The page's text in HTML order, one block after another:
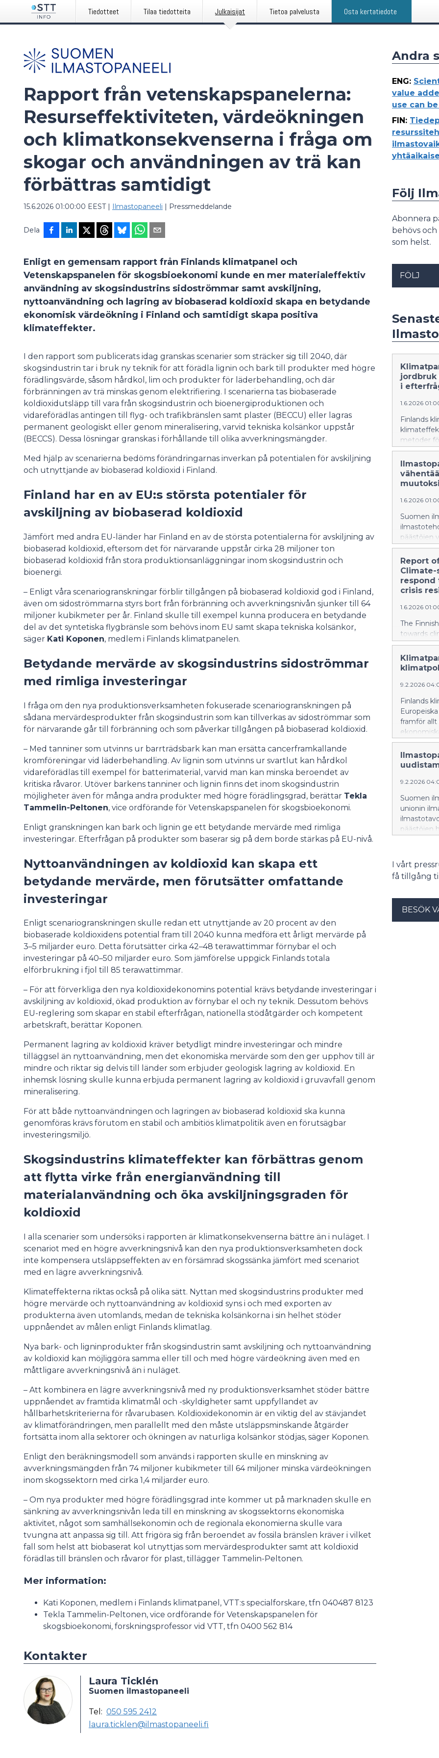
Tiedotteet Tilaa tiedotteita Julkaisijat Tietoa palvelusta Osta kertatiedote
Rapport från vetenskapspanelerna:
Resurseffektiviteten, värdeökningen
och klimatkonsekvenserna i fråga om
skogar och användningen av trä kan
förbättras samtidigt
15.6.2026 01:00:00 EEST| Ilmastopaneeli | Pressmeddelande
Dela
Enligt en gemensam rapport från Finlands klimatpanel och
Vetenskapspanelen för skogsbioekonomi kunde en mer materialeffektiv
användning av skogsindustrins sidoströmmar samt avskiljning,
nyttoanvändning och lagring av biobaserad koldioxid skapa en betydande
ekonomisk värdeökning i Finland och samtidigt skapa positiva
klimateffekter.
I den rapport som publicerats idag granskas scenarier som sträcker sig till 2040, där
skogsindustrin tar i bruk ny teknik för att förädla lignin och bark till produkter med högre
förädlingsvärde, såsom hårdkol, lim och produkter för läderbehandling, och där
förbränningen av trä minskas genom elektrifiering. I scenarierna tas biobaserade
koldioxidutsläpp till vara från skogsindustrin och bioenergiproduktionen och
vidareförädlas antingen till flyg- och trafikbränslen samt plaster (BECCU) eller lagras
permanent geologiskt eller genom mineralisering, varvid tekniska kolsänkor uppstår
(BECCS). Dessa lösningar granskas i förhållande till olika avverkningsmängder.
Med hjälp av scenarierna bedöms förändringarnas inverkan på potentialen för avskiljning
och utnyttjande av biobaserad koldioxid i Finland.
Finland har en av EU:s största potentialer för
avskiljning av biobaserad koldioxid
Jämfört med andra EU-länder har Finland en av de största potentialerna för avskiljning av
biobaserad koldioxid, eftersom det för närvarande uppstår cirka 28 miljoner ton
biobaserad koldioxid från stora produktionsanläggningar inom skogsindustrin och
bioenergi.
– Enligt våra scenariogranskningar förblir tillgången på biobaserad koldioxid god i Finland,
även om sidoströmmarna styrs bort från förbränning och avverkningsnivån sjunker till 64
miljoner kubikmeter per år. Finland skulle till exempel kunna producera en betydande
del av det syntetiska flygbränsle som behövs inom EU samt skapa tekniska kolsänkor,
säger Kati Koponen, medlem i Finlands klimatpanelen.
Betydande mervärde av skogsindustrins sidoströmmar
med rimliga investeringar
I fråga om den nya produktionsverksamheten fokuserade scenariogranskningen på
sådana mervärdesprodukter från skogsindustrin som kan tillverkas av sidoströmmar som
för närvarande går till förbränning och som påverkar tillgången på biobaserad koldioxid.
– Med tanniner som utvinns ur barrträdsbark kan man ersätta cancerframkallande
kromföreningar vid läderbehandling. Av lignin som utvinns ur svartlut kan hårdkol
vidareförädlas till exempel för batterimaterial, varvid man kan minska beroendet av
kritiska råvaror. Utöver barkens tanniner och lignin finns det inom skogsindustrin
möjligheter även för många andra produkter med högre förädlingsgrad, berättar Tekla
Tammelin-Peltonen, vice ordförande för Vetenskapspanelen för skogsbioekonomi.
Enligt granskningen kan bark och lignin ge ett betydande mervärde med rimliga
investeringar. Efterfrågan på produkter som baserar sig på dem borde stärkas på EU-nivå.
Nyttoanvändningen av koldioxid kan skapa ett
betydande mervärde, men förutsätter omfattande
investeringar
Enligt scenariogranskningen skulle redan ett utnyttjande av 20 procent av den
biobaserade koldioxidens potential fram till 2040 kunna medföra ett årligt mervärde på
3–5 miljarder euro. Detta förutsätter cirka 42–48 terawattimmar förnybar el och
investeringar på 40–50 miljarder euro. Som jämförelse uppgick Finlands totala
elförbrukning i fjol till 85 terawattimmar.
– För att förverkliga den nya koldioxidekonomins potential krävs betydande investeringar i
avskiljning av koldioxid, ökad produktion av förnybar el och ny teknik. Dessutom behövs
EU-reglering som skapar en stabil efterfrågan, nationella stödåtgärder och kompetent
arbetskraft, berättar Koponen.
Permanent lagring av koldioxid kräver betydligt mindre investeringar och mindre
tilläggsel än nyttoanvändning, men det ekonomiska mervärde som den ger upphov till är
mindre och riktar sig delvis till länder som erbjuder geologisk lagring av koldioxid. En
inhemsk lösning skulle kunna erbjuda permanent lagring av koldioxid i gruvavfall genom
mineralisering.
För att både nyttoanvändningen och lagringen av biobaserad koldioxid ska kunna
genomföras krävs förutom en stabil och ambitiös klimatpolitik även en förutsägbar
investeringsmiljö.
Skogsindustrins klimateffekter kan förbättras genom
att flytta virke från energianvändning till
materialanvändning och öka avskiljningsgraden för
koldioxid
I alla scenarier som undersöks i rapporten är klimatkonsekvenserna bättre än i nuläget. I
scenariot med en högre avverkningsnivå kan den nya produktionsverksamheten dock
inte kompensera utsläppseffekten av en försämrad skogssänka jämfört med scenariot
med en lägre avverkningsnivå.
Klimateffekterna riktas också på olika sätt. Nyttan med skogsindustrins produkter med
högre mervärde och nyttoanvändning av koldioxid syns i och med exporten av
produkterna även utomlands, medan de tekniska kolsänkorna i sin helhet stöder
uppnåendet av målen enligt Finlands klimatlag.
Nya bark- och ligninprodukter från skogsindustrin samt avskiljning och nyttoanvändning
av koldioxid kan möjliggöra samma eller till och med högre värdeökning även med en
måttligare avverkningsnivå än i nuläget.
– Att kombinera en lägre avverkningsnivå med ny produktionsverksamhet stöder bättre
uppnåendet av framtida klimatmål och -skyldigheter samt uppfyllandet av
hållbarhetskriterierna för råvarubasen. Koldioxidekonomin är en viktig del av stävjandet
av klimatförändringen, men parallellt med den måste utsläppsminskande åtgärder
fortsätta inom alla sektorer och ökningen av naturliga kolsänkor stödjas, säger Koponen.
Enligt den beräkningsmodell som används i rapporten skulle en minskning av
avverkningsmängden från 74 miljoner kubikmeter till 64 miljoner minska värdeökningen
inom skogssektorn med cirka 1,4 miljarder euro.
– Om nya produkter med högre förädlingsgrad inte kommer ut på marknaden skulle en
sänkning av avverkningsnivån leda till en minskning av skogssektorns ekonomiska
aktivitet, något som samhällsekonomin och de regionala ekonomierna skulle vara
tvungna att anpassa sig till. Att frigöra sig från beroendet av fossila bränslen kräver i vilket
fall som helst att biobaserat kol utnyttjas som mervärdesprodukter samt att koldioxid
förädlas till bränslen och råvaror för plast, tillägger Tammelin-Peltonen.
Mer information:
Kati Koponen, medlem i Finlands klimatpanel, VTT:s specialforskare, tfn 040487 8123
Tekla Tammelin-Peltonen, vice ordförande för Vetenskapspanelen för
skogsbioekonomi, forskningsprofessor vid VTT, tfn 0400 562 814
Kontakter
Laura Ticklén
Suomen ilmastopaneeli
Tel: 050 595 2412
laura.ticklen@ilmastopaneeli.fi
Andra
ENG:
value
use can
FIN:
Följ
Abonnera
behövs
som helst.
FÖLJ
jordbruk
i
1.6.2026
Finlands
metoder
tar i
1.6.2026
Suomen
päästöjen
Report
respond
crisis
1.6.2026
The
towards
ways of
identified
climate
9.2.2026
Finlands
framför allt
ger
utveckling
9.2.2026
Suomen
unionin
päästöjen
I vårt
få tillgång
BESÖK